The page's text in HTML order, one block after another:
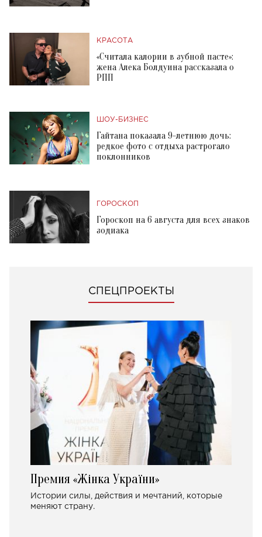
КРАСОТА
«Считала калории в зубной пасте»:
жена Алека Болдуина рассказала о
РПП
ШОУ-БИЗНЕС
Гайтана показала 9-летнюю дочь:
редкое фото с отдыха растрогало
поклонников
ГОРОСКОП
Гороскоп на 6 августа для всех знаков
зодиака
СПЕЦПРОЕКТЫ
Премия «Жінка України»
Истории силы, действия и мечтаний, которые
меняют страну.